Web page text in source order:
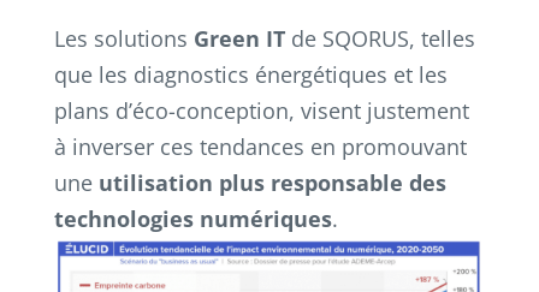
Les solutions Green ITde SQORUS, telles
que les diagnostics énergétiques et les
plans d’éco-conception, visent justement
à inverser ces tendances en promouvant
une utilisation plus responsable des
technologies numériques.